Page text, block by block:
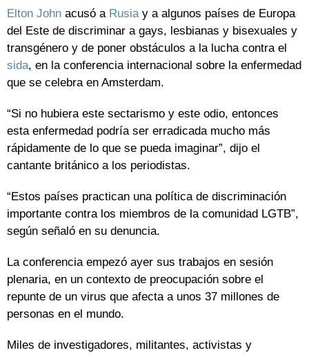
Elton John acusó a Rusiay a algunos países de Europa
del Este de discriminar a gays, lesbianas y bisexuales y
transgénero y de poner obstáculos a la lucha contra el
sida, en la conferencia internacional sobre la enfermedad
que se celebra en Amsterdam.
“Si no hubiera este sectarismo y este odio, entonces
esta enfermedad podría ser erradicada mucho más
rápidamente de lo que se pueda imaginar”, dijo el
cantante británico a los periodistas.
“Estos países practican una política de discriminación
importante contra los miembros de la comunidad LGTB”,
según señaló en su denuncia.
La conferencia empezó ayer sus trabajos en sesión
plenaria, en un contexto de preocupación sobre el
repunte de un virus que afecta a unos 37 millones de
personas en el mundo.
Miles de investigadores, militantes, activistas y